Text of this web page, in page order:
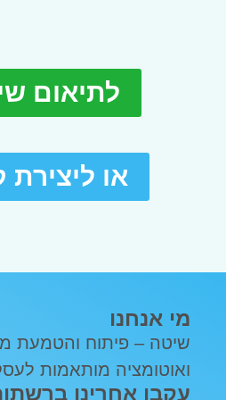
לתיאום
או ליצירת
מי אנחנו
ואוטומציה מותאמות לעסקים
עקבו אחרינו ברשתות